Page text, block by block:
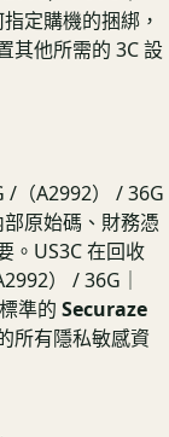
定購機的捆綁，
其他所需的 3C 設
（A2992） / 36G
原始碼、財務憑
。US3C 在回收
） / 36G｜
準的 Securaze
所有隱私敏感資